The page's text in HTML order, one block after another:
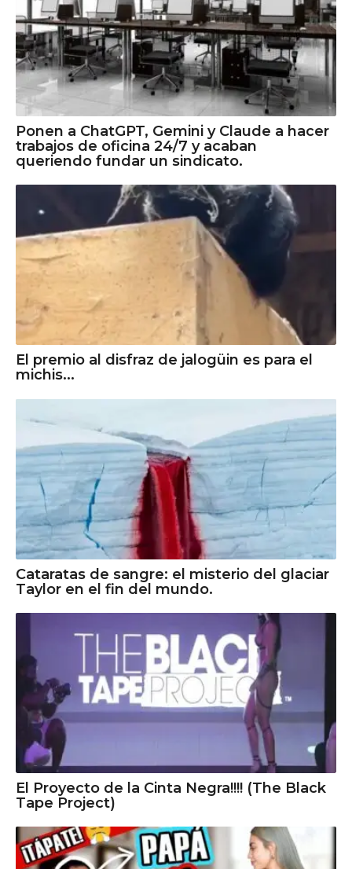
Ponen a ChatGPT, Gemini y Claude a hacer
trabajos de oficina 24/7 y acaban
queriendo fundar un sindicato.
El premio al disfraz de jalogüin es para el
michis...
Cataratas de sangre: el misterio del glaciar
Taylor en el fin del mundo.
El Proyecto de la Cinta Negra!!!! (The Black
Tape Project)